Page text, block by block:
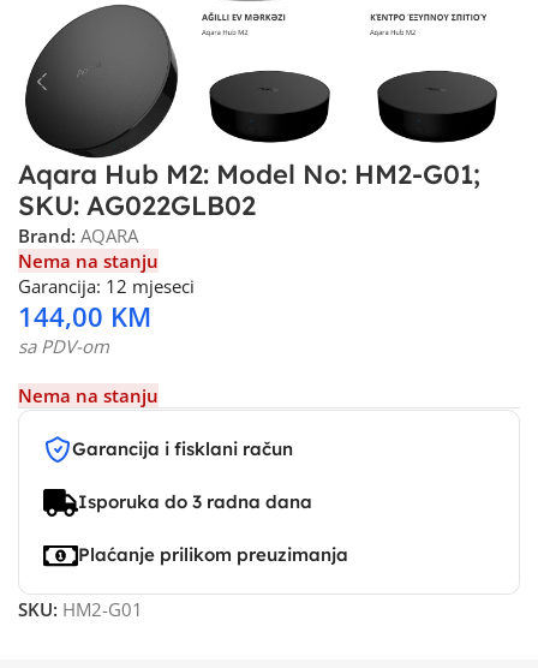
Aqara Hub M2: Model No: HM2-G01;
SKU: AG022GLB02
Brand: AQARA
Nema na stanju
Garancija: 12 mjeseci
144,00 KM
sa PDV-om
Nema na stanju
Garancija i fisklani račun
Isporuka do 3 radna dana
Plaćanje prilikom preuzimanja
SKU: HM2-G01